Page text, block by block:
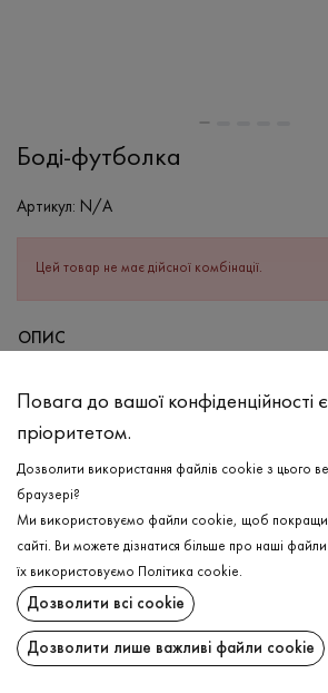
Боді-футболка
Артикул: N/A
Цей товар не має дійсної комбінації.
ОПИС
Бавовна - 95%, Еластан - 5%
Прання в холодній воді (до 30 ° C)
Відбілювання заборонено
Прасувати при середній
Щадний віджим і сушка
Щадна хімчистка
ДОСТАВКА
ПОВЕРНЕННЯ
Повага до вашої конфіденційності
пріоритетом.
Дозволити використання файлів cookie з цього
браузері?
Ми використовуємо файли cookie, щоб
сайті. Ви можете дізнатися більше про наші
їх використовуємо
Політика cookie.
Дозволити всі cookie
Дозволити лише важливі файли cookie